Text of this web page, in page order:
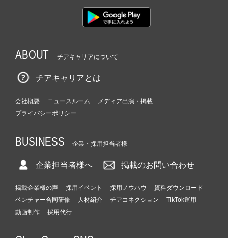
ABOUT チアキャリアについて
チアキャリアとは
会社概要 ニュースルーム
メディア出演・掲載
プライバシーポリシー
BUSINESS 企業・採用担当者様
企業担当者様へ 掲載のお問い合わせ
掲載企業様の声 採用イベント 採用ノウハウ
資料ダウンロード
ベンチャー合同研修
人材紹介 チアコネクション
TikTok運用
動画制作
採用代行